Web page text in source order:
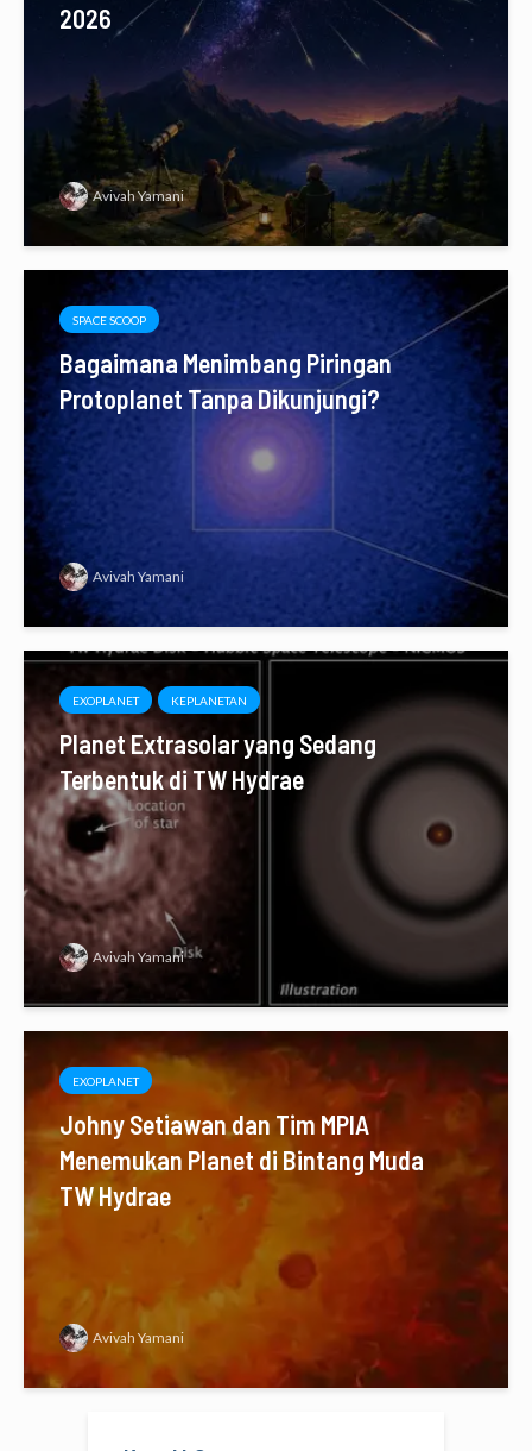
2026
Avivah Yamani
SPACE SCOOP
Bagaimana Menimbang Piringan
Protoplanet Tanpa Dikunjungi?
Avivah Yamani
EXOPLANET KEPLANETAN
Planet Extrasolar yang Sedang
Terbentuk di TW Hydrae
Avivah Yamani
EXOPLANET
Johny Setiawan dan Tim MPIA
Menemukan Planet di Bintang Muda
TW Hydrae
Avivah Yamani